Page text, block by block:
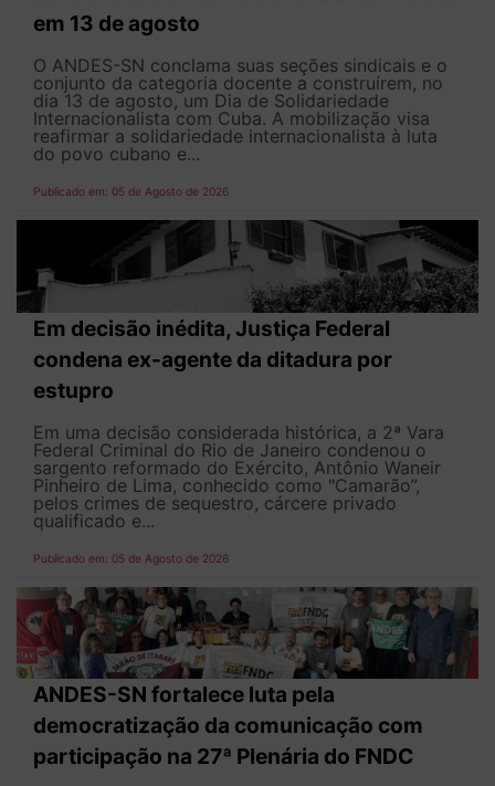
em 13 de agosto
O ANDES-SN conclama suas seções sindicais e o
conjunto da categoria docente a construírem, no
dia 13 de agosto, um Dia de Solidariedade
Internacionalista com Cuba. A mobilização visa
reafirmar a solidariedade internacionalista à luta
do povo cubano e...
Publicado em: 05 de Agosto de 2026
Em decisão inédita, Justiça Federal
condena ex-agente da ditadura por
estupro
Em uma decisão considerada histórica, a 2ª Vara
Federal Criminal do Rio de Janeiro condenou o
sargento reformado do Exército, Antônio Waneir
Pinheiro de Lima, conhecido como "Camarão”,
pelos crimes de sequestro, cárcere privado
qualificado e...
Publicado em: 05 de Agosto de 2026
ANDES-SN fortalece luta pela
democratização da comunicação com
participação na 27ª Plenária do FNDC